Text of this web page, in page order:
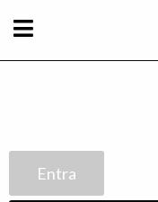
Primary
tabs
Entra